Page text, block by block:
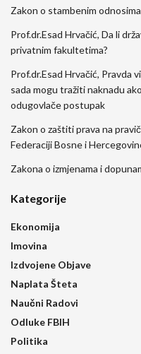
Zakon o stambenim
Prof.dr.Esad Hrvačić, Da li
privatnim fakultetima?
Prof.dr.Esad Hrvačić, Pravda
sada mogu tražiti naknadu
odugovlače postupak
Zakon o zaštiti prava na
Federaciji Bosne i
Zakona o izmjenama i
Kategorije
Ekonomija
Imovina
Izdvojene Objave
Naplata Šteta
Naučni Radovi
Odluke FBIH
Politika